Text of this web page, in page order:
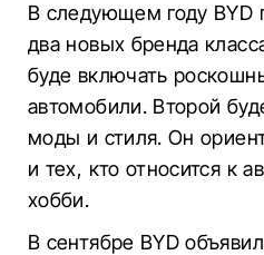
В следующем году BYD
два новых бренда
буде включать
автомобили. Второй
моды и стиля. Он
и тех, кто относится к
хобби.
В сентябре BYD